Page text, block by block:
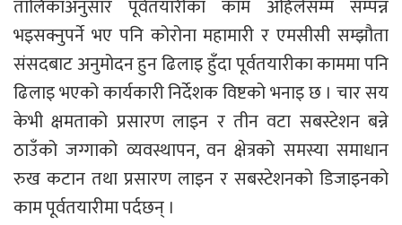
तालिकाअनुसार पूर्वतयारीका काम अहिलेसम्म सम्पन्न
भइसक्नुपर्ने भए पनि कोरोना महामारी र एमसीसी सम्झौता
संसदबाट अनुमोदन हुन ढिलाइ हुँदा पूर्वतयारीका काममा पनि
ढिलाइ भएको कार्यकारी निर्देशक विष्टको भनाइ छ । चार सय
केभी क्षमताको प्रसारण लाइन र तीन वटा सबस्टेशन बन्ने
ठाउँको जग्गाको व्यवस्थापन, वन क्षेत्रको समस्या समाधान
रुख कटान तथा प्रसारण लाइन र सबस्टेशनको डिजाइनको
काम पूर्वतयारीमा पर्दछन् ।